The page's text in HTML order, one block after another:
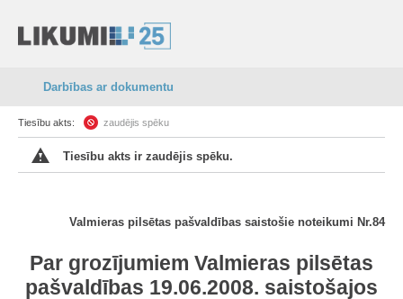
Darbības ar dokumentu
Tiesību akts: zaudējis spēku
Tiesību akts ir zaudējis spēku.
Valmieras pilsētas pašvaldības saistošie noteikumi Nr.84
Par grozījumiem Valmieras pilsētas
pašvaldības 19.06.2008. saistošajos